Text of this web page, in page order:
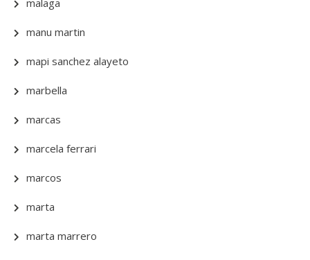
malaga
manu martin
mapi sanchez alayeto
marbella
marcas
marcela ferrari
marcos
marta
marta marrero